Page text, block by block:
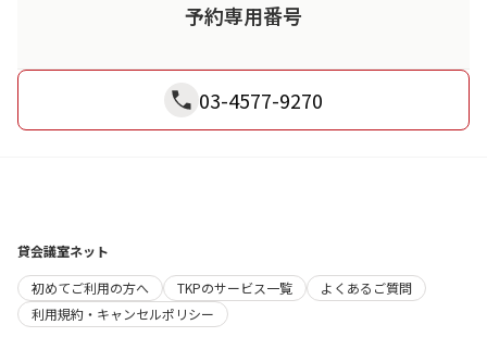
予約専用番号
03-4577-9270
貸会議室ネット
初めてご利用の方へ
TKPのサービス一覧
よくあるご質問
利用規約・キャンセルポリシー